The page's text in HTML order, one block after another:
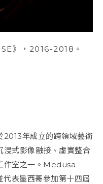
》，2016-2018。
2013年成立的跨領域藝術
浸式影像融接、虛實整合
作室之一。Medusa
表墨西哥參加第十四屆